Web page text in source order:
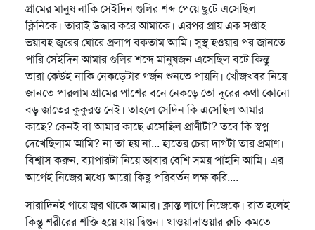
গ্রামের মানুষ নাকি সেইদিন গুলির শব্দ পেয়ে ছুটে এসেছিল
ক্লিনিকে। তারাই উদ্ধার করে আমাকে। এরপর প্রায় এক সপ্তাহ
ভয়াবহ জ্বরের ঘোরে প্রলাপ বকতাম আমি। সুস্থ হওয়ার পর জানতে
পারি সেইদিন আমার গুলির শব্দে মানুষজন এসেছিল বটে কিন্তু
তারা কেউই নাকি নেকড়েটার গর্জন শুনতে পায়নি। খোঁজখবর নিয়ে
জানতে পারলাম গ্রামের পাশের বনে নেকড়ে তো দূরের কথা কোনো
বড় জাতের কুকুরও নেই। তাহলে সেদিন কি এসেছিল আমার
কাছে? কেনই বা আমার কাছে এসেছিল প্রাণীটা? তবে কি স্বপ্ন
দেখেছিলাম আমি? না তা হয় না... হাতের চেরা দাগটা তার প্রমাণ।
বিশ্বাস করুন, ব্যাপারটা নিয়ে ভাবার বেশি সময় পাইনি আমি। এর
আগেই নিজের মধ্যে আরো কিছু পরিবর্তন লক্ষ করি....
সারাদিনই গায়ে জ্বর থাকে আমার। ক্লান্ত লাগে নিজেকে। রাত হলেই
কিন্তু শরীরের শক্তি হয়ে যায় দ্বিগুন। খাওয়াদাওয়ার রুচি কমতে